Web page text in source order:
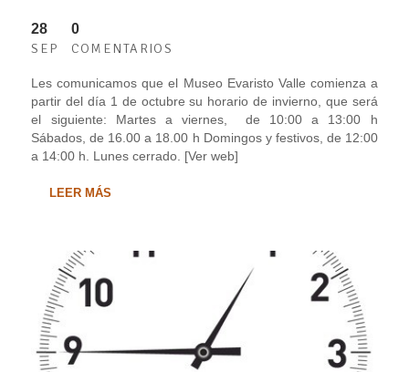
28
SEP
0
COMENTARIOS
Les comunicamos que el Museo Evaristo Valle comienza a
partir del día 1 de octubre su horario de invierno, que será
el siguiente: Martes a viernes, de 10:00 a 13:00 h
Sábados, de 16.00 a 18.00 h Domingos y festivos, de 12:00
a 14:00 h. Lunes cerrado. [Ver web]
LEER MÁS